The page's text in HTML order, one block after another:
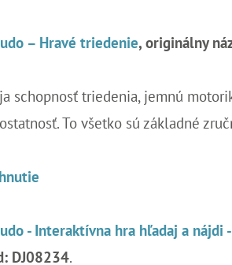
– Hravé triedenie, originálny
schopnosť triedenia, jemnú
To všetko sú základné
- Interaktívna hra hľadaj a nájdi -
DJ08234.